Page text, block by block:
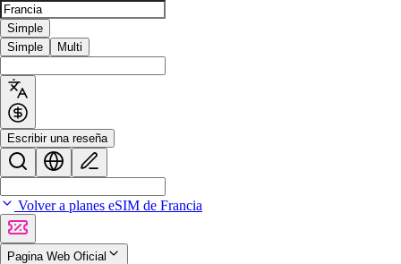
Simple
Simple
Multi
Escribir una reseña
Volver a planes eSIM de Francia
Pagina Web Oficial